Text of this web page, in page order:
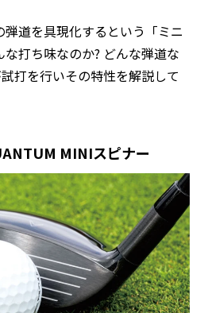
道を具現化するという「ミニ
打ち味なのか? どんな弾道な
打を行いその特性を解説して
MINIスピナー